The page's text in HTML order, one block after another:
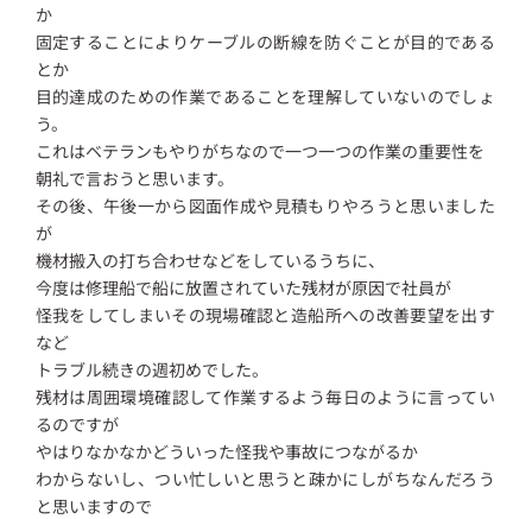
か
固定することによりケーブルの断線を防ぐことが目的である
とか
目的達成のための作業であることを理解していないのでしょ
う。
これはベテランもやりがちなので一つ一つの作業の重要性を
朝礼で言おうと思います。
その後、午後一から図面作成や見積もりやろうと思いました
が
機材搬入の打ち合わせなどをしているうちに、
今度は修理船で船に放置されていた残材が原因で社員が
怪我をしてしまいその現場確認と造船所への改善要望を出す
など
トラブル続きの週初めでした。
残材は周囲環境確認して作業するよう毎日のように言ってい
るのですが
やはりなかなかどういった怪我や事故につながるか
わからないし、つい忙しいと思うと疎かにしがちなんだろう
と思いますので